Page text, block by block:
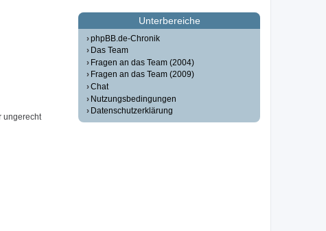
ungerecht
Unterbereiche
phpBB.de-Chronik
Das Team
Fragen an das Team (2004)
Fragen an das Team (2009)
Chat
Nutzungsbedingungen
Datenschutzerklärung